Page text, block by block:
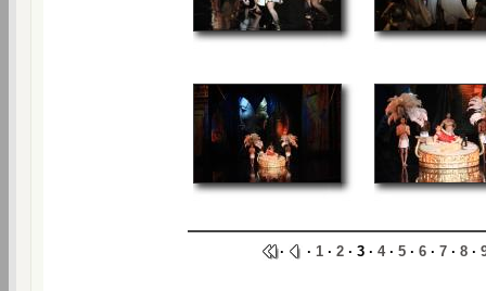
· · 1 · 2 · 3 · 4· 5 · 6 · 7 · 8 ·